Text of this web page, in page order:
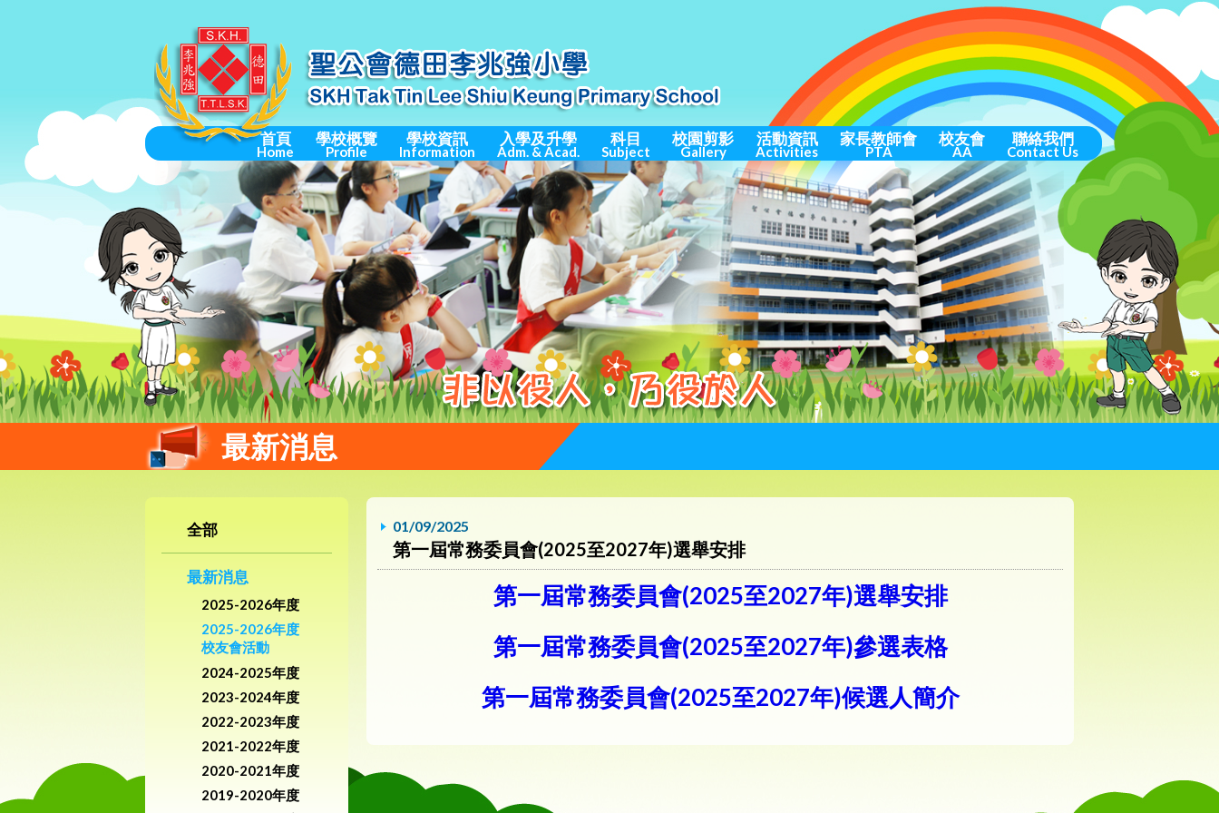
首頁
Home
學校概覽
Profile
學校資訊
Information
入學及升學
Adm. & Acad.
科目
Subject
校園剪影
Gallery
活動資訊
Activities
家長教師會
PTA
校友會
AA
聯絡我們
Contact Us
最新消息
全部
最新消息
2025-2026年度
2025-2026年度
校友會活動
2024-2025年度
2023-2024年度
2022-2023年度
2021-2022年度
2020-2021年度
2019-2020年度
01/09/2025
第一屆常務委員會(2025至2027年)選舉安排
第一屆常務委員會(2025至2027年)選舉安排
第一屆常務委員會(2025至2027年)參選表格
第一屆常務委員會(2025至2027年)候選人簡介